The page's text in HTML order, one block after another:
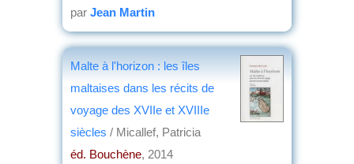
par Jean Martin
Malte à l'horizon : les îles
maltaises dans les récits de
voyage des XVIIe et XVIIIe
siècles / Micallef, Patricia
éd. Bouchène, 2014